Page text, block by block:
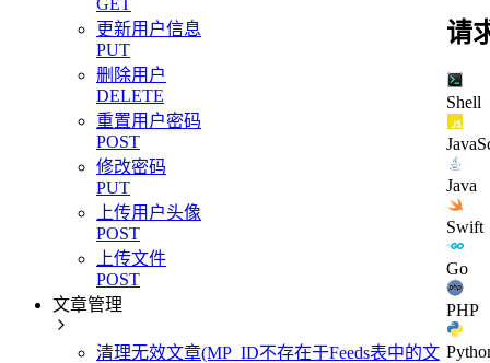
更新用户信息
PUT
删除用户
DELETE
重置用户密码
POST
修改密码
PUT
上传用户头像
POST
上传文件
POST
文章管理
清理无效文章(MP_ID不存在于Feeds表中的文
请
Shell
Java
Swift
Go
PHP